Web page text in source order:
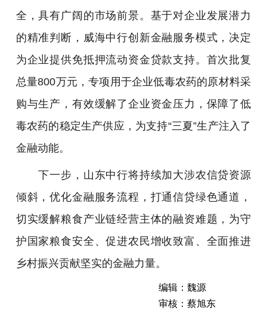
全，具有广阔的市场前景。基于对企业发展潜力
的精准判断，威海中行创新金融服务模式，决定
为企业提供免抵押流动资金贷款支持。首次批复
总量800万元，专项用于企业低毒农药的原材料采
购与生产，有效缓解了企业资金压力，保障了低
毒农药的稳定生产供应，为支持“三夏”生产注入了
金融动能。
下一步，山东中行将持续加大涉农信贷资源
倾斜，优化金融服务流程，打通信贷绿色通道，
切实缓解粮食产业链经营主体的融资难题，为守
护国家粮食安全、促进农民增收致富、全面推进
乡村振兴贡献坚实的金融力量。
编辑：魏源
审核：蔡旭东